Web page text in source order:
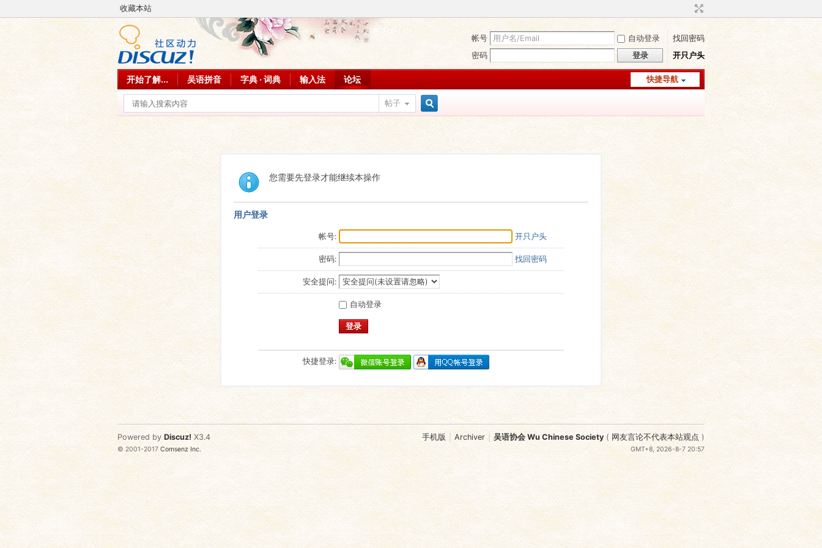
收藏本站
帐号 自动登录
找回密码
密码
登录 开只户头
快捷导航
开始了解... 吴语拼音 字典 · 词典 输入法 论坛
帖子
您需要先登录才能继续本操作
用户登录
帐号: 开只户头
密码: 找回密码
安全提问:
自动登录
登录
快捷登录:
手机版 Archiver 吴语协会 Wu Chinese Society ( 网友言论不代表本站观点 )
GMT+8, 2026-8-7 20:57
Powered by Discuz! X3.4
© 2001-2017Comsenz Inc.